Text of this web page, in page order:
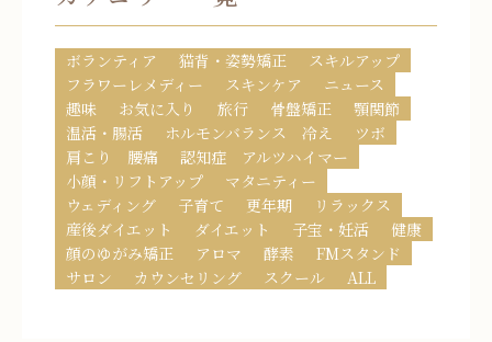
ボランティア 猫背・姿勢矯正
スキルアップ
フラワーレメディー
スキンケア
ニュース
趣味
お気に入り 旅行 骨盤矯正
顎関節
温活・腸活
ホルモンバランス 冷え
ツボ
肩こり 腰痛
認知症 アルツハイマー
小顔・リフトアップ
マタニティー
ウェディング
子育て 更年期
リラックス
産後ダイエット
ダイエット 子宝・妊活
健康
顔のゆがみ矯正
アロマ 酵素
FMスタンド
サロン
カウンセリング スクール ALL